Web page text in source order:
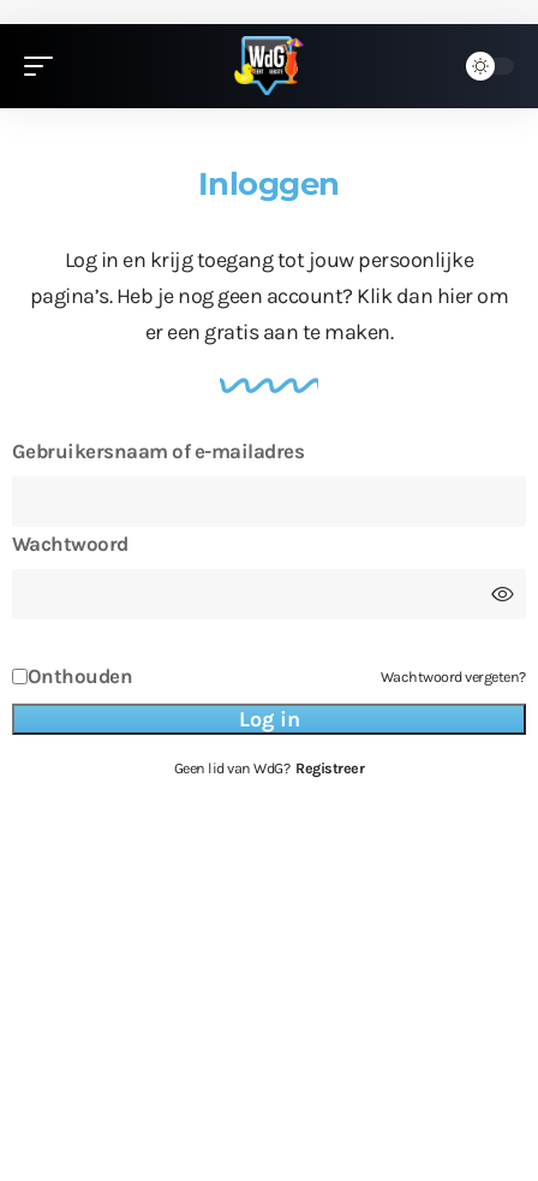
Inloggen
Log in en krijg toegang tot jouw persoonlijke
pagina’s. Heb je nog geen account? Klik dan hierom
er een gratis aan te maken.
Gebruikersnaam of e-mailadres
Wachtwoord
Onthouden Wachtwoord vergeten?
Geen lid van WdG? Registreer